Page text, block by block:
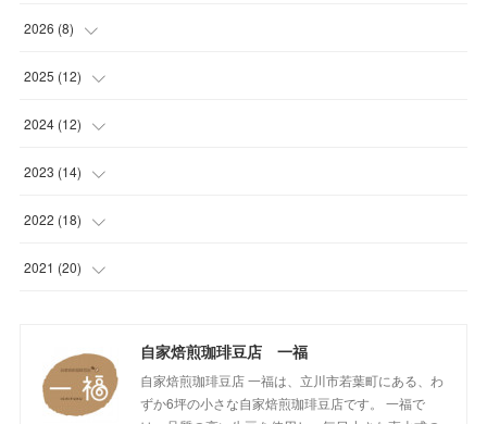
2026 (8)
(1
(1
(1
(1
2025 (12)
(1
(1
(1
(1
1)
(1)
2024 (12)
(1
(1
(1
(1)
(1)
2023 (14)
(2
(1
(1)
(1)
2022 (18)
(1
(1)
(2)
2021 (20)
(17) 自家焙煎珈琲豆店 一福
自家焙煎珈琲豆店 一福は、立川市若葉町にある、わ
ずか6坪の小さな自家焙煎珈琲豆店です。 一福で